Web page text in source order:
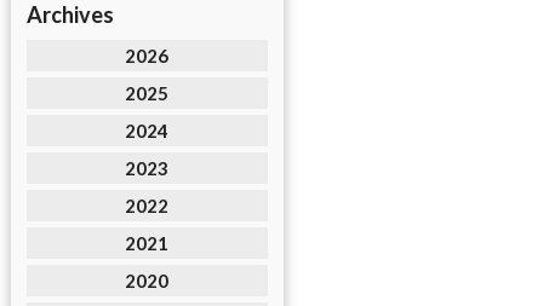
Archives
2026
2025
2024
2023
2022
2021
2020